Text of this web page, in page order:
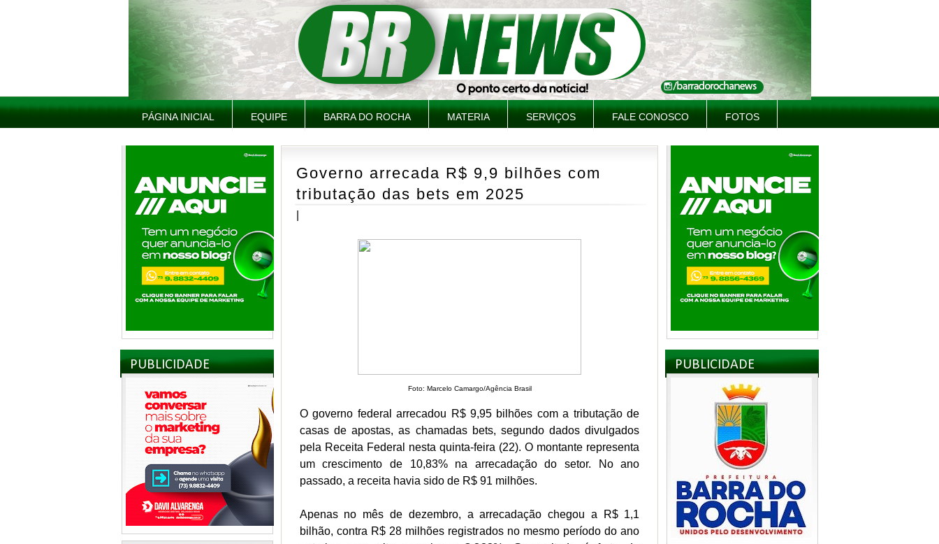
PÁGINA INICIAL EQUIPE BARRA DO ROCHA MATERIA SERVIÇOS FALE CONOSCO FOTOS
PUBLICIDADE
Governo arrecada R$ 9,9 bilhões com
tributação das bets em 2025
Foto: Marcelo Camargo/Agência Brasil
O governo federal arrecadou R$ 9,95 bilhões com a tributação de
casas de apostas, as chamadas bets, segundo dados divulgados
pela Receita Federal nesta quinta-feira (22). O montante representa
um crescimento de 10,83% na arrecadação do setor. No ano
passado, a receita havia sido de R$ 91 milhões.
Apenas no mês de dezembro, a arrecadação chegou a R$ 1,1
bilhão, contra R$ 28 milhões registrados no mesmo período do ano
PUBLICIDADE